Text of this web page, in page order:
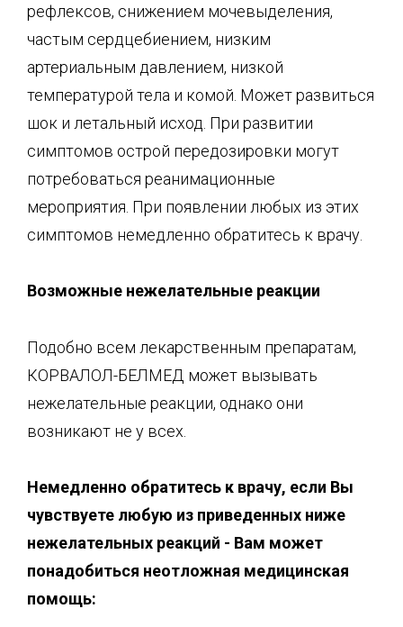
рефлексов, снижением мочевыделения,
частым сердцебиением, низким
артериальным давлением, низкой
температурой тела и комой. Может развиться
шок и летальный исход. При развитии
симптомов острой передозировки могут
потребоваться реанимационные
мероприятия. При появлении любых из этих
симптомов немедленно обратитесь к врачу.
Возможные нежелательные реакции
Подобно всем лекарственным препаратам,
КОРВАЛОЛ-БЕЛМЕД может вызывать
нежелательные реакции, однако они
возникают не у всех.
Немедленно обратитесь к врачу, если Вы
чувствуете любую из приведенных ниже
нежелательных реакций - Вам может
понадобиться неотложная медицинская
помощь: